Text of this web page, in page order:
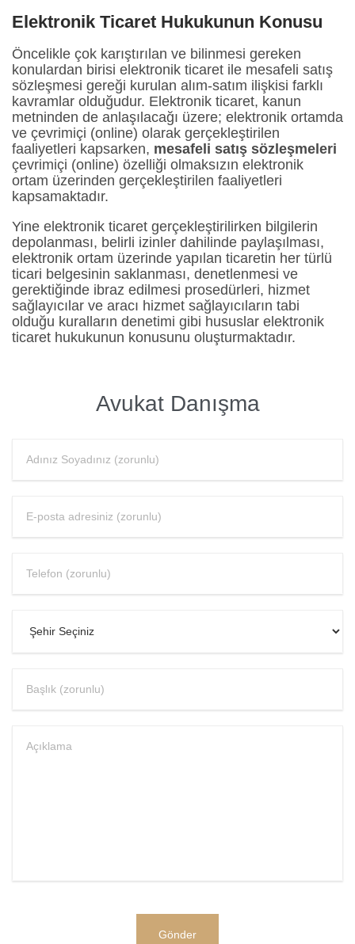
Elektronik Ticaret Hukukunun Konusu
Öncelikle çok karıştırılan ve bilinmesi gereken
konulardan birisi elektronik ticaret ile mesafeli satış
sözleşmesi gereği kurulan alım-satım ilişkisi farklı
kavramlar olduğudur. Elektronik ticaret, kanun
metninden de anlaşılacağı üzere; elektronik ortamda
ve çevrimiçi (online) olarak gerçekleştirilen
faaliyetleri kapsarken, mesafeli satış sözleşmeleri
çevrimiçi (online) özelliği olmaksızın elektronik
ortam üzerinden gerçekleştirilen faaliyetleri
kapsamaktadır.
Yine elektronik ticaret gerçekleştirilirken bilgilerin
depolanması, belirli izinler dahilinde paylaşılması,
elektronik ortam üzerinde yapılan ticaretin her türlü
ticari belgesinin saklanması, denetlenmesi ve
gerektiğinde ibraz edilmesi prosedürleri, hizmet
sağlayıcılar ve aracı hizmet sağlayıcıların tabi
olduğu kuralların denetimi gibi hususlar elektronik
ticaret hukukunun konusunu oluşturmaktadır.
Avukat Danışma